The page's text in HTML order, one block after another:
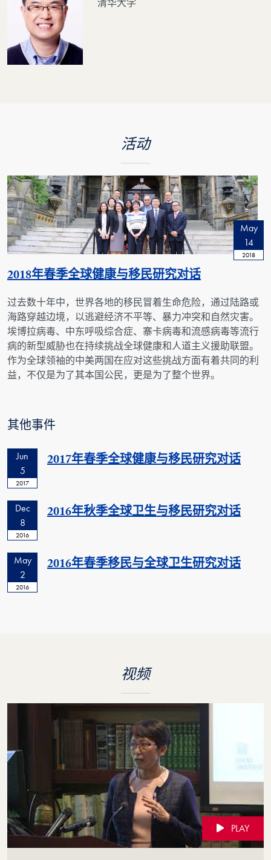
清华大学
活动
May
14
2018
2018年春季全球健康与移民研究对话
过去数十年中，世界各地的移民冒着生命危险，通过陆路或
海路穿越边境，以逃避经济不平等、暴力冲突和自然灾害。
埃博拉病毒、中东呼吸综合症、寨卡病毒和流感病毒等流行
病的新型威胁也在持续挑战全球健康和人道主义援助联盟。
作为全球领袖的中美两国在应对这些挑战方面有着共同的利
益，不仅是为了其本国公民，更是为了整个世界。
其他事件
Jun
5
2017
2017年春季全球健康与移民研究对话
Dec
8
2016
2016年秋季全球卫生与移民研究对话
May
2
2016
2016年春季移民与全球卫生研究对话
视频
PLAY